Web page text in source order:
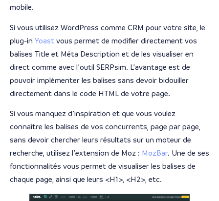
mobile.
Si vous utilisez WordPress comme CRM pour votre site, le
plug-in Yoast vous permet de modifier directement vos
balises Title et Méta Description et de les visualiser en
direct comme avec l’outil SERPsim. L’avantage est de
pouvoir implémenter les balises sans devoir bidouiller
directement dans le code HTML de votre page.
Si vous manquez d’inspiration et que vous voulez
connaître les balises de vos concurrents, page par page,
sans devoir chercher leurs résultats sur un moteur de
recherche, utilisez l’extension de Moz : MozBar. Une de ses
fonctionnalités vous permet de visualiser les balises de
chaque page, ainsi que leurs <H1>, <H2>, etc.